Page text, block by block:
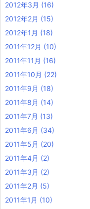
2012年3月 (16)
2012年2月 (15)
2012年1月 (18)
2011年12月 (10)
2011年11月 (16)
2011年10月 (22)
2011年9月 (18)
2011年8月 (14)
2011年7月 (13)
2011年6月 (34)
2011年5月 (20)
2011年4月 (2)
2011年3月 (2)
2011年2月 (5)
2011年1月 (10)